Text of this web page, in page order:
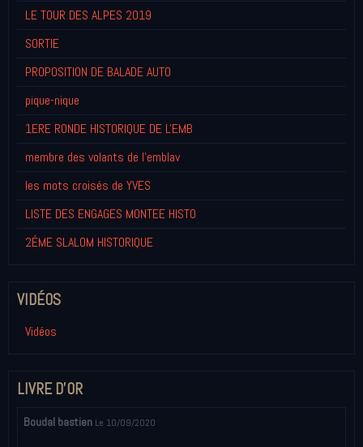
LE TOUR DES ALPES 2019
SORTIE
PROPOSITION DE BALADE AUTO
pique-nique
1ERE RONDE HISTORIQUE DE L'EMB
membre des volants de l'emblav
les mots croisés de YVES
LISTE DES ENGAGES MONTEE HISTO
2ÉME SLALOM HISTORIQUE
VIDÉOS
Vidéos
LIVRE D'OR
Boudal bastien Le 10/09/2020